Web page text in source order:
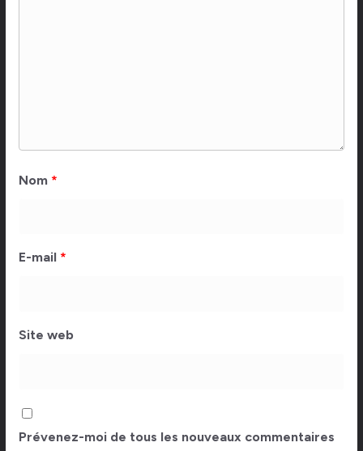
Nom *
E-mail *
Site web
Prévenez-moi de tous les nouveaux commentaires